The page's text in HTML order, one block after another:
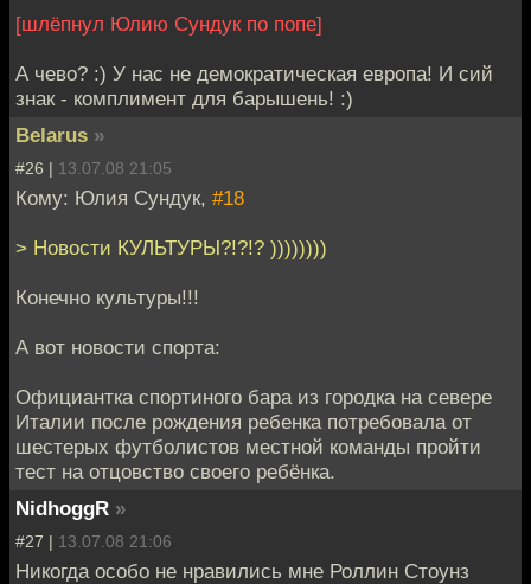
[шлёпнул Юлию Сундук по попе]
А чево? :) У нас не демократическая европа! И сий
знак - комплимент для барышень! :)
Belarus »
#26 | 13.07.08 21:05
Кому: Юлия Сундук, #18
> Новости КУЛЬТУРЫ?!?!? ))))))))
Конечно культуры!!!
А вот новости спорта:
Официантка спортиного бара из городка на севере
Италии после рождения ребенка потребовала от
шестерых футболистов местной команды пройти
тест на отцовство своего ребёнка.
NidhoggR »
#27 | 13.07.08 21:06
Никогда особо не нравились мне Роллин Стоунз